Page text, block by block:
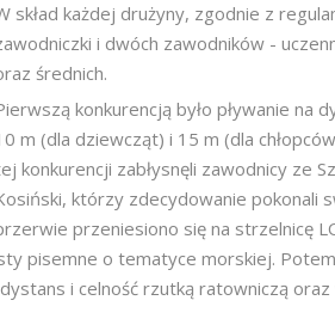
skład każdej drużyny, zgodnie z
i dwóch zawodników -
średnich.
konkurencją było pływanie na
m (dla dziewcząt) i 15 m (dla
konkurencji zabłysnęli zawodnicy ze
którzy zdecydowanie pokonali
przeniesiono się na strzelnicę
pisemne o tematyce morskiej.
i celność rzutką ratowniczą oraz